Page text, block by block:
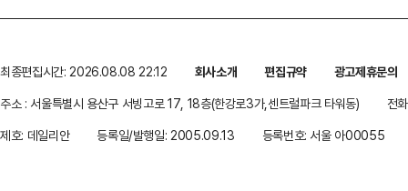
최종편집시간: 2026.08.08 22:12 회사소개 편집규약
광고제휴문의
주소 : 서울특별시 용산구 서빙고로 17, 18층(한강로3가,센트럴파크 타워동)
전
제호: 데일리안
등록일/발행일: 2005.09.13 등록번호: 서울 아00055